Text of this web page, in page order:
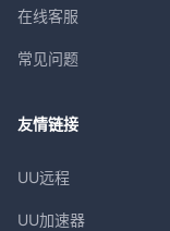
在线客服
常见问题
友情链接
UU远程
UU加速器